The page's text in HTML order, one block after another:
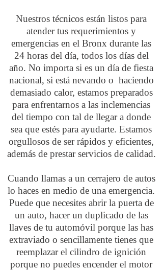
Nuestros técnicos están listos para
atender tus requerimientos y
emergencias en el Bronx durante las
24 horas del día, todos los días del
año. No importa si es un día de fiesta
nacional, si está nevando o haciendo
demasiado calor, estamos preparados
para enfrentarnos a las inclemencias
del tiempo con tal de llegar a donde
sea que estés para ayudarte. Estamos
orgullosos de ser rápidos y eficientes,
además de prestar servicios de calidad.
Cuando llamas a un cerrajero de autos
lo haces en medio de una emergencia.
Puede que necesites abrir la puerta de
un auto, hacer un duplicado de las
llaves de tu automóvil porque las has
extraviado o sencillamente tienes que
reemplazar el cilindro de ignición
porque no puedes encender el motor